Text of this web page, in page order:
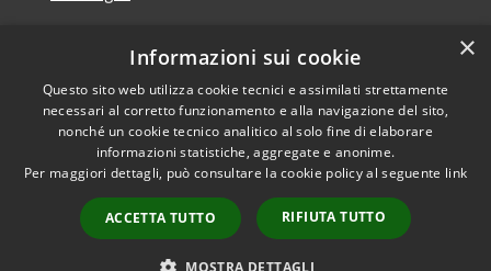
RSS
Accessibilità
Cookie
Mappa del sito
Piano di miglioramento
© 2021 - 2026 Comune di
Chiavari -Area Riservata
×
Informazioni sui cookie
Questo sito web utilizza cookie tecnici e assimilati strettamente
necessari al corretto funzionamento e alla navigazione del sito,
nonché un cookie tecnico analitico al solo fine di elaborare
informazioni statistiche, aggregate e anonime.
Per maggiori dettagli, può consultare la cookie policy al seguente link
ACCETTA TUTTO RIFIUTA TUTTO
MOSTRA DETTAGLI